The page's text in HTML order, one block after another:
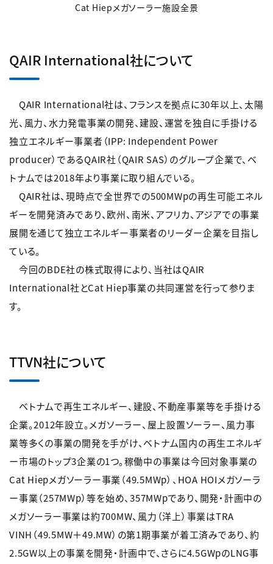
Cat Hiepメガソーラー施設全景
QAIR International社について
QAIR International社は、フランスを拠点に30年以上、太陽
光、風力、水力発電事業の開発、建設、運営を独自に手掛ける
独立エネルギー事業者（IPP: Independent Power
producer）であるQAIR社（QAIR SAS）のグループ企業で、ベ
トナムでは2018年より事業に取り組んでいる。
QAIR社は、現時点で全世界での500MWpの再生可能エネル
ギーを開発済みであり、欧州、南米、アフリカ、アジアでの事業
展開を通じて独立エネルギー事業者のリーダー企業を目指し
ている。
今回のBDE社の株式取得により、当社はQAIR
International社とCat Hiep事業の共同運営を行って参りま
す。
TTVN社について
ベトナムで再生エネルギー、建設、不動産事業等を手掛ける
企業。2012年設立。メガソーラー、屋上設置ソーラー、風力事
業等多くの事業の開発を手がけ、ベトナム国内の再生エネルギ
ー市場のトップ3企業の1つ。稼働中の事業は今回対象事業の
Cat Hiepメガソーラー事業（49.5MWp）、HOA HOIメガソーラ
ー事業（257MWp）等を始め、357MWpであり、開発・計画中の
メガソーラー事業は約700MW、風力（洋上）事業はTRA
VINH（49.5MW＋49.MW）の第1期事業が着工済みであり、約
2.5GW以上の事業を開発・計画中で、さらに4.5GWpのLNG事